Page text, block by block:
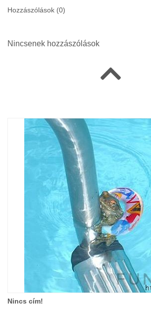
Hozzászólások (0)
Nincsenek hozzászólások
Nincs cím!